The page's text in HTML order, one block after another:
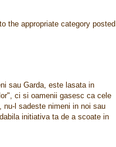
the appropriate category posted
sau Garda, este lasata in
ci si oamenii gasesc ca cele
nu-l sadeste nimeni in noi sau
initiativa ta de a scoate in